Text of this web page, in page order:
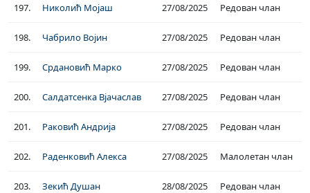
197. Николић Мојаш 27/08/2025 Редован члан
198. Чабрило Војин 27/08/2025 Редован члан
199. Срдановић Марко 27/08/2025 Редован члан
200. Салдатсенка Вјачаслав 27/08/2025 Редован члан
201. Раковић Андрија 27/08/2025 Редован члан
202. Раденковић Алекса 27/08/2025 Малолетан члан
203. Зекић Душан 28/08/2025 Редован члан